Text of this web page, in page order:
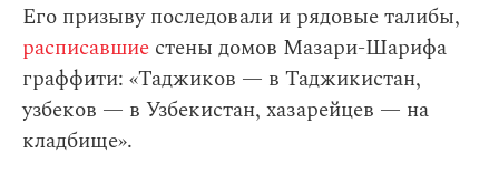
Его призыву последовали и рядовые талибы,
расписавшие стены домов Мазари-Шарифа
граффити: «Таджиков — в Таджикистан,
узбеков — в Узбекистан, хазарейцев — на
кладбище».